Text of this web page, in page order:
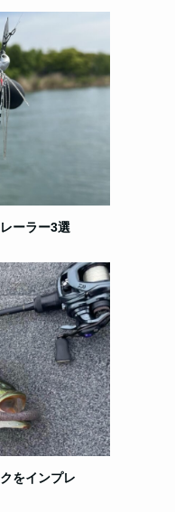
ーラー3選
をインプレ